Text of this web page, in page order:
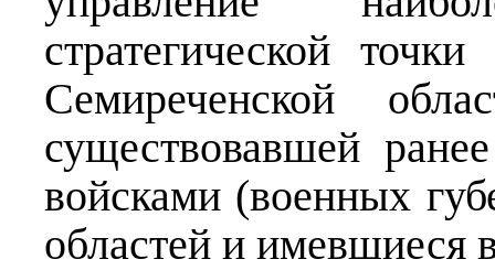
стратегической
Семиреченской
существовавшей
войсками (военных
областей и